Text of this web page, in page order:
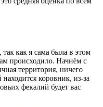
как я сама была в этом
происходило. Начнём с
территория, ничего
находится коровник, из-за
фекалий будет вас